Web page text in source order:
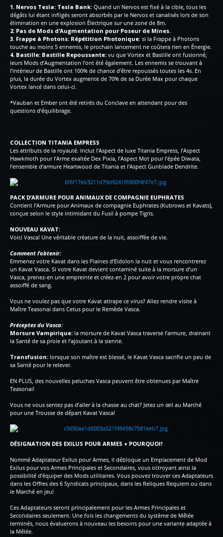
1. Nervos Tesla: Tesla Bank: Quand un Nervos est fixé à la cible, tous les
dégâts lui étant infligés seront absorbés par le Nervos et canalisés lors de son
élimination en une explosion Électrique sur une zone de 8m.
2. Pas de Mods d’Augmentation pour Poseur de Mines.
3. Frappe à Photons: Répétition Photonique: si la Frappe à Photons
touche au moins 5 ennemis, le prochain lancement ne coûtera rien en Énergie.
4. Bastille: Bastille Repoussante: vu que Vortex et Bastille ont fusionné,
leurs Mods d’Augmentation l’ont été également. Les ennemis se trouvant à
l’intérieur de Bastille ont 100% de chance d’être repoussés toutes les 4s. En
plus, la durée du Vortex augmente de 70% de sa Durée Max pour chaque
Vortex lancé dans celui-ci.
*Vauban et Ember ont été retirés du Conclave en attendant pour des
questions d’équilibrage.
COLLECTION TITANIA EMPRESS
Les attributs de la royauté. Inclut l’Aspect de luxe Titania Empress, l’Aspect
Hawkmoth pour l’Arme exaltée Dex Pixia, l’Aspect Mot pour l’épée Diwata,
l’ensemble d’armure Heartwood de Titania et l’Aspect Gunblade Dendrite.
PACK D’ARMURE POUR ANIMAUX DE COMPAGNIE EUPHRATES
Contient l’Armure pour Animaux de compagnie Euphrates (Kubrows et Kavats),
conçue selon le style intimidant du Fusil à pompe Tigris.
NOUVEAU KAVAT:
Voici Vasca! Une véritable créature de la nuit, assoiffée de vie.
Comment l’obtenir:
Emmenez votre Kavat dans les Plaines d’Eidolon la nuit et vous rencontrerez
un Kavat Vasca. Si votre Kavat devient contaminé suite à la morsure d’un
Vasca, prenez-en une empreinte et créez-en 2 pour avoir votre propre chat
assoiffé de sang.
Vous ne voulez pas que votre Kavat attrape ce virus? Allez rendre visite à
Maître Teasonai dans Cetus pour le Remède Vasca.
Préceptes du Vasca:
Morsure Vampirique: la morsure de Kavat Vasca traverse l’armure, drainant
la Santé de sa proie et l’ajoutant à la sienne.
Transfusion: lorsque son maître est blessé, le Kavat Vasca sacrifie un peu de
sa Santé pour le relever.
EN PLUS, des nouvelles peluches Vasca peuvent être obtenues par Maître
Teasonai!
Vous ne vous sentez pas d’aller à la chasse au chat? Jetez un œil au Marché
pour une Trousse de départ Kavat Vasca!
DÉSIGNATION DES EXILUS POUR ARMES + POURQUOI!
Nommé Adaptateur Exilus pour Armes, il débloque un Emplacement de Mod
Exilus pour vos Armes Principales et Secondaires, vous octroyant ainsi la
possibilité d’équiper des Mods utilitaires. Vous pouvez trouver ces Adaptateurs
dans les Offres des 6 Syndicats principaux, dans les Reliques Requiem ou dans
le Marché en jeu!
Ces Adaptateurs seront principalement pour les Armes Principales et
Secondaires seulement. Une fois les changements du système de Mêlée
terminés, nous évaluerons à nouveau les besoins pour une variante adaptée à
la Mêlée.